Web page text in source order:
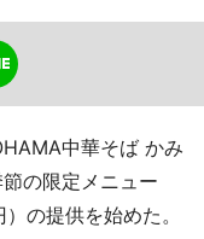
中華そば かみ
の限定メニュー
の提供を始めた。